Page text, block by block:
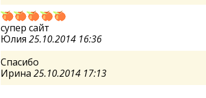
супер сайт
Юлия 25.10.2014 16:36
Спасибо
Ирина 25.10.2014 17:13